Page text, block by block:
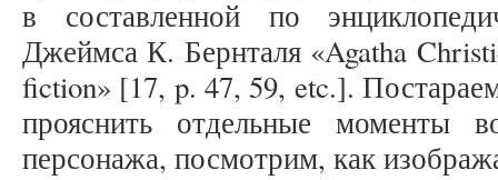
в составленной по
Джеймса К. Бернталя «Agatha
fiction» [17, p. 47, 59, etc.].
прояснить отдельные моменты
персонажа, посмотрим, как